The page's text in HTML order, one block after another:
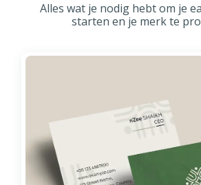
Alles wat je nodig hebt om je
starten en je merk te